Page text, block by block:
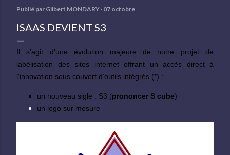
Publié par Gilbert MONDARY 07 octobre
ISAAS DEVIENT S3
Il s'agit d'une évolution majeure de notre projet de
labélisation des sites internet offrant un accès direct à
l'innovation sous couvert d'outils intégrés (*) :
un nouveau sigle : S3 (prononcer S cube)
un logo sur mesure